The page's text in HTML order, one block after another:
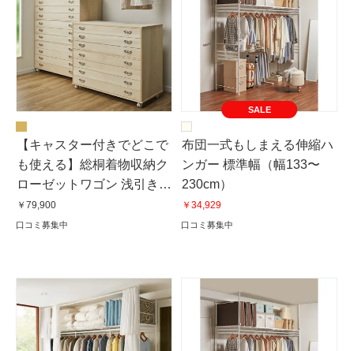
【キャスター付きでどこで
も使える】総桐着物収納ク
ローゼットワゴン 浅引き
10段・高さ112cm
￥79,900
口コミ募集中
SALE
布団一式もしまえる伸縮ハ
ンガー 標準幅（幅133〜
230cm）
￥34,929
口コミ募集中